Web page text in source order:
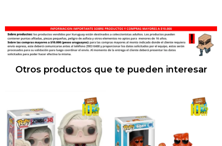
Otros productos que te pueden interesar